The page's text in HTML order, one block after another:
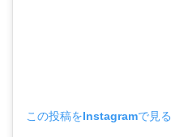
この投稿をInstagramで見る